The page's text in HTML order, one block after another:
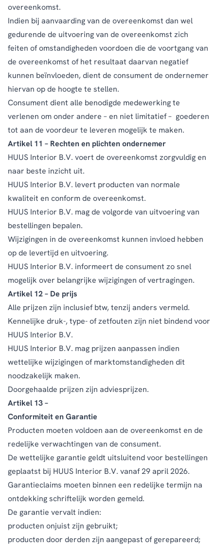
overeenkomst.
Indien bij aanvaarding van de overeenkomst dan wel
gedurende de uitvoering van de overeenkomst zich
feiten of omstandigheden voordoen die de voortgang van
de overeenkomst of het resultaat daarvan negatief
kunnen beïnvloeden, dient de consument de ondernemer
hiervan op de hoogte te stellen.
Consument dient alle benodigde medewerking te
verlenen om onder andere – en niet limitatief – goederen
tot aan de voordeur te leveren mogelijk te maken.
Artikel 11 – Rechten en plichten ondernemer
HUUS Interior B.V. voert de overeenkomst zorgvuldig en
naar beste inzicht uit.
HUUS Interior B.V. levert producten van normale
kwaliteit en conform de overeenkomst.
HUUS Interior B.V. mag de volgorde van uitvoering van
bestellingen bepalen.
Wijzigingen in de overeenkomst kunnen invloed hebben
op de levertijd en uitvoering.
HUUS Interior B.V. informeert de consument zo snel
mogelijk over belangrijke wijzigingen of vertragingen.
Artikel 12 – De prijs
Alle prijzen zijn inclusief btw, tenzij anders vermeld.
Kennelijke druk-, type- of zetfouten zijn niet bindend voor
HUUS Interior B.V.
HUUS Interior B.V. mag prijzen aanpassen indien
wettelijke wijzigingen of marktomstandigheden dit
noodzakelijk maken.
Doorgehaalde prijzen zijn adviesprijzen.
Artikel 13 –
Conformiteit en Garantie
Producten moeten voldoen aan de overeenkomst en de
redelijke verwachtingen van de consument.
De wettelijke garantie geldt uitsluitend voor bestellingen
geplaatst bij HUUS Interior B.V. vanaf 29 april 2026.
Garantieclaims moeten binnen een redelijke termijn na
ontdekking schriftelijk worden gemeld.
De garantie vervalt indien:
producten onjuist zijn gebruikt;
producten door derden zijn aangepast of gerepareerd;